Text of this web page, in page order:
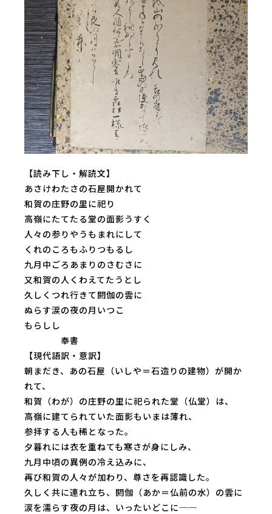
【読み下し・解読文】
あさけわたさの石屋開かれて
和賀の庄野の里に祀り
高嶺にたてたる堂の面影うすく
人々の参りやうもまれにして
くれのころもふりつもるし
九月中ごろあまりのさむさに
又和賀の人くわえてたうとし
久しくつれ行きて閼伽の雲に
ぬらす涙の夜の月いつこ
もらしし
奉書
【現代語訳・意訳】
朝まだき、あの石屋（いしや＝石造りの建物）が開か
れて、
和賀（わが）の庄野の里に祀られた堂（仏堂）は、
高嶺に建てられていた面影もいまは薄れ、
参拝する人も稀となった。
夕暮れには衣を重ねても寒さが身にしみ、
九月中頃の異例の冷え込みに、
再び和賀の人々が加わり、尊さを再認識した。
久しく共に連れ立ち、閼伽（あか＝仏前の水）の雲に
涙を濡らす夜の月は、いったいどこに──